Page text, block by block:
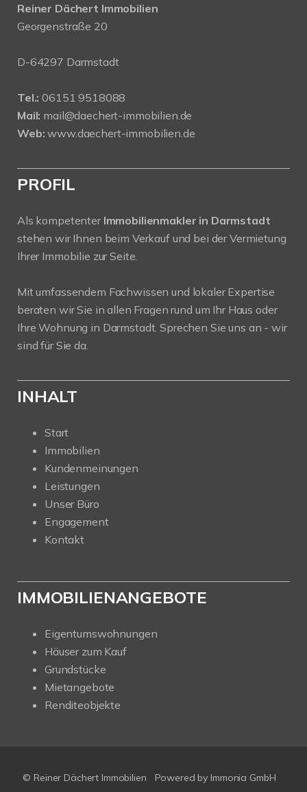
Reiner Dächert Immobilien
Georgenstraße 20
D-64297 Darmstadt
Tel.: 06151 9518088
Mail: mail@daechert-immobilien.de
Web: www.daechert-immobilien.de
PROFIL
Als kompetenter Immobilienmakler in Darmstadt
stehen wir Ihnen beim Verkauf und bei der Vermietung
Ihrer Immobilie zur Seite.
Mit umfassendem Fachwissen und lokaler Expertise
beraten wir Sie in allen Fragen rund um Ihr Haus oder
Ihre Wohnung in Darmstadt. Sprechen Sie uns an - wir
sind für Sie da.
INHALT
Start
Immobilien
Kundenmeinungen
Leistungen
Unser Büro
Engagement
Kontakt
IMMOBILIENANGEBOTE
Eigentumswohnungen
Häuser zum Kauf
Grundstücke
Mietangebote
Renditeobjekte
© Reiner Dächert Immobilien Powered by Immonia GmbH